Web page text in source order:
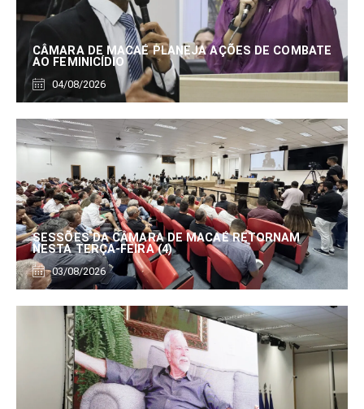
CÂMARA DE MACAÉ PLANEJA AÇÕES DE COMBATE
AO FEMINICÍDIO
04/08/2026
SESSÕES DA CÂMARA DE MACAÉ RETORNAM
NESTA TERÇA-FEIRA (4)
03/08/2026